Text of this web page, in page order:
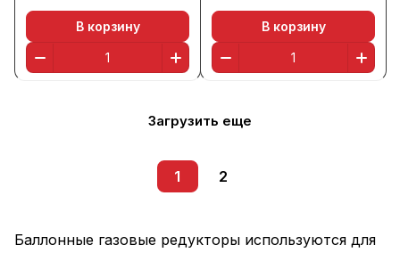
В корзину В корзину
Загрузить еще
1 2
Баллонные газовые редукторы используются для